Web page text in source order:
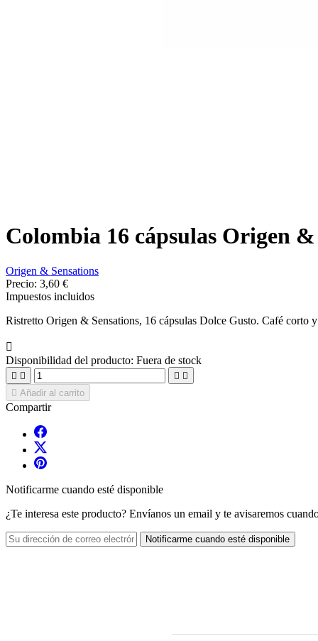
Colombia 16 cápsulas Origen
Origen & Sensations
Precio: 3,60 €
Impuestos incluidos
Ristretto Origen & Sensations, 16 cápsulas Dolce Gusto. Café corto

Disponibilidad del producto: Fuera de stock
   
 Añadir al carrito
Compartir
Notificarme cuando esté disponible
¿Te interesa este producto? Envíanos un email y te avisaremos
Notificarme cuando esté disponible